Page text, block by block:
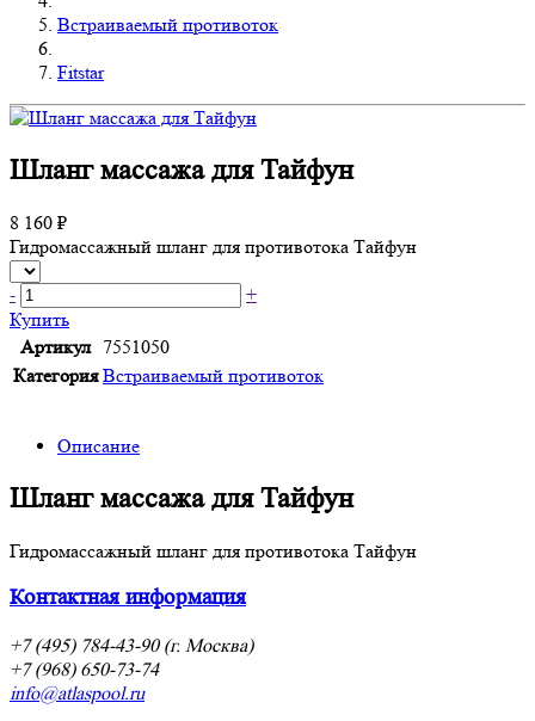
Встраиваемый противоток
Fitstar
Шланг массажа для Тайфун
8 160 ₽
Гидромассажный шланг для противотока Тайфун
-
+
Купить
Артикул 7551050
Категория Встраиваемый противоток
Описание
Шланг массажа для Тайфун
Гидромассажный шланг для противотока Тайфун
Контактная информация
+7 (495) 784-43-90 (г. Москва)
+7 (968) 650-73-74
info@atlaspool.ru